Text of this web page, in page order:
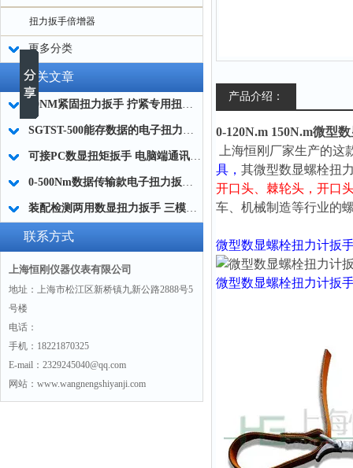
扭力扳手倍增器
更多分类
相关文章
20NM紧固扭力扳手 拧紧专用扭力扳手 右旋力矩扳手厂家
SGTST-500能存数据的电子扭力扳手 带工作记录的智能扭力扳手厂家
可接PC数显扭矩扳手 电脑端通讯力矩扳手 数据上传电脑电子扭力扳手厂家
0-500Nm数据传输款电子扭力扳手,信号输出追溯扭矩值的扭矩扳手
装配检测两用数显扭力扳手 三模式切换扭矩扳手 工业紧固测量力矩扳手品牌
联系方式
上海恒刚仪器仪表有限公司
地址：上海市松江区新桥镇九新公路2888号5
号楼
电话：
手机：18221870325
E-mail：2329245040@qq.com
网站：www.wangnengshiyanji.com
产品介绍：
0-120N.m 150N.m微型
上海恒刚厂家生产的这
具， 其微型数显螺栓扭
开口头、 棘轮头， 开口
车、机械制造等行业的
微型数显螺栓扭力计扳
微型数显螺栓扭力计扳